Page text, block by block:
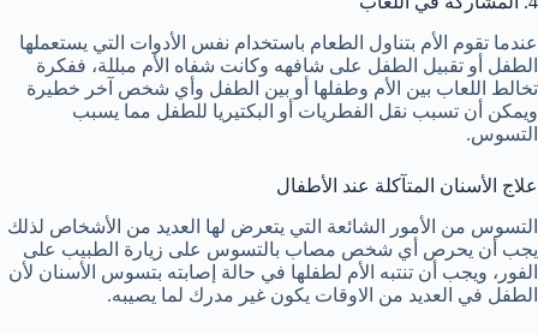
عندما تقوم الأم بتناول الطعام باستخدام نفس الأدوات التي يستعملها
الطفل أو تقبيل الطفل على شافهه وكانت شفاه الأم مبللة، ففكرة
تخالط اللعاب بين الأم وطفلها أو بين الطفل وأي شخص آخر خطيرة
ويمكن أن تسبب نقل الفطريات أو البكتيريا للطفل مما يسبب
التسوس.
علاج الأسنان المتآكلة عند الأطفال
التسوس من الأمور الشائعة التي يتعرض لها العديد من الأشخاص لذلك
يجب أن يحرص أي شخص مصاب بالتسوس على زيارة الطبيب على
الفور، ويجب أن تنتبه الأم لطفلها في حالة إصابته بتسوس الأسنان لأن
الطفل في العديد من الاوقات يكون غير مدرك لما يصيبه.